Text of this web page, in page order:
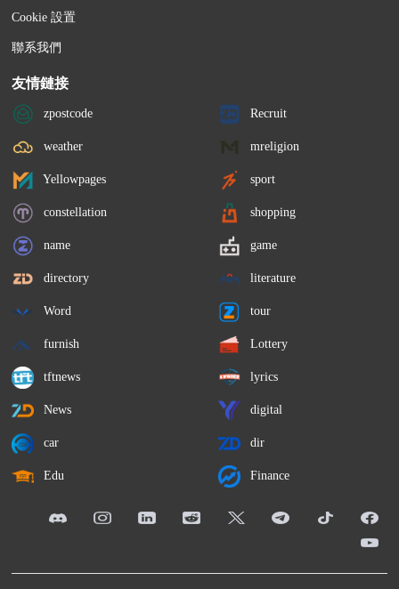
Cookie 設置
聯系我們
友情鏈接
zpostcode Recruit
weather mreligion
Yellowpages sport
constellation shopping
name game
directory literature
Word tour
furnish Lottery
tftnews lyrics
News digital
car dir
Edu Finance